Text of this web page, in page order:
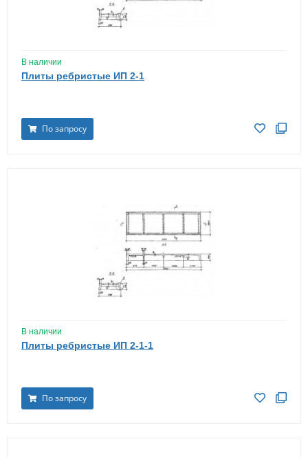
В наличии
Плиты ребристые ИП 2-1
По запросу
В наличии
Плиты ребристые ИП 2-1-1
По запросу